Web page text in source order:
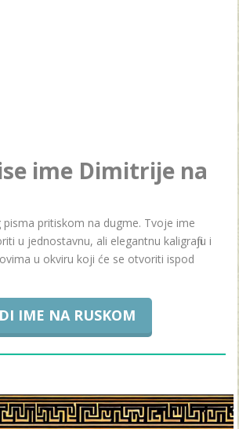
ime Dimitrije na
pritiskom na dugme. Tvoje ime
u jednostavnu, ali elegantnu kaligrafiju i
u okviru koji će se otvoriti ispod
IME NA RUSKOM